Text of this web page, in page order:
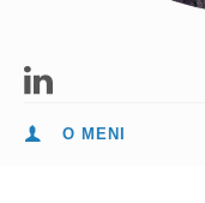
O MENI